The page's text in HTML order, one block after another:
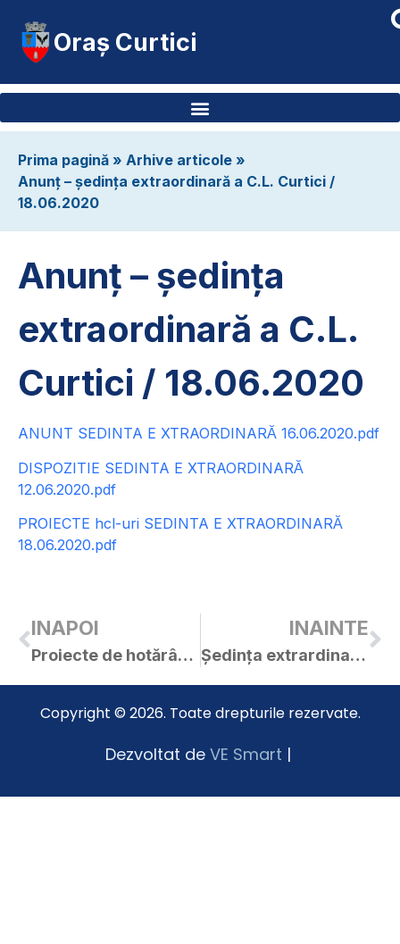
Oraș Curtici
Prima pagină » Arhive articole »
Anunț – ședința extraordinară a C.L. Curtici /
18.06.2020
Anunț – ședința
extraordinară a C.L.
Curtici / 18.06.2020
ANUNT SEDINTA E XTRAORDINARĂ 16.06.2020.pdf
DISPOZITIE SEDINTA E XTRAORDINARĂ
12.06.2020.pdf
PROIECTE hcl-uri SEDINTA E XTRAORDINARĂ
18.06.2020.pdf
INAPOI
Proiecte de hotărâri pentru ședința extraordinară a C.L. Curtici din 18.06.2020
INAINTE
Ședința extrardinară a C.L. Curtici din 18.06.2020
Copyright © 2026. Toate drepturile rezervate.
Dezvoltat de VE Smart |